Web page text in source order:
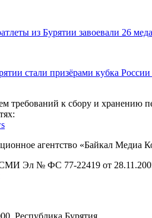
из Бурятии завоевали 26
стали призёрами кубка
требований к сбору и хранению
агентство «Байкал Медиа
Эл № ФС 77-22419 от 28.11.2005
Республика Бурятия,